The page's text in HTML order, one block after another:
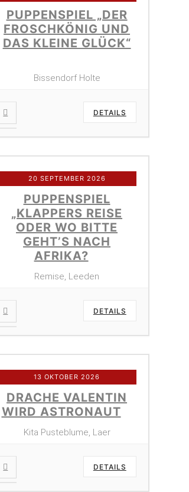
PUPPENSPIEL „DER
FROSCHKÖNIG UND
DAS KLEINE GLÜCK“
Bissendorf Holte
DETAILS
20 SEPTEMBER 2026
PUPPENSPIEL
„KLAPPERS REISE
ODER WO BITTE
GEHT’S NACH
AFRIKA?
Remise, Leeden
DETAILS
13 OKTOBER 2026
DRACHE VALENTIN
WIRD ASTRONAUT
Kita Pusteblume, Laer
DETAILS